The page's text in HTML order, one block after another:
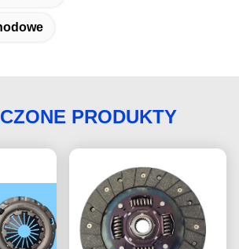
PRODUKTY